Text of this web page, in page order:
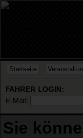
Startseite
FAHRER LOGIN:
E-Mail:
Sie